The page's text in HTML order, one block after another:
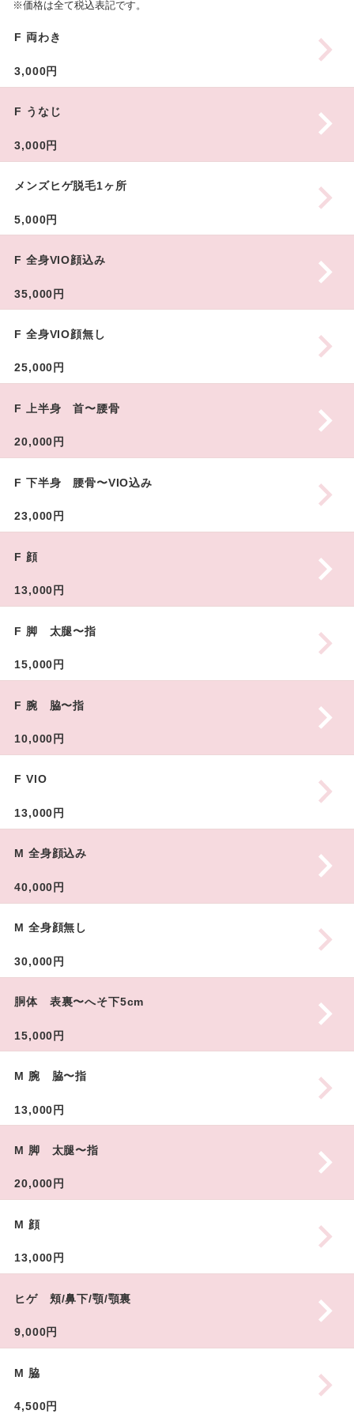
※価格は全て税込表記です。
F 両わき
3,000円
F うなじ
3,000円
メンズヒゲ脱毛1ヶ所
5,000円
F 全身VIO顔込み
35,000円
F 全身VIO顔無し
25,000円
F 上半身 首〜腰骨
20,000円
F 下半身 腰骨〜VIO込み
23,000円
F 顔
13,000円
F 脚 太腿〜指
15,000円
F 腕 脇〜指
10,000円
F VIO
13,000円
M 全身顔込み
40,000円
M 全身顔無し
30,000円
胴体 表裏〜へそ下5cm
15,000円
M 腕 脇〜指
13,000円
M 脚 太腿〜指
20,000円
M 顔
13,000円
ヒゲ 頬/鼻下/顎/顎裏
9,000円
M 脇
4,500円